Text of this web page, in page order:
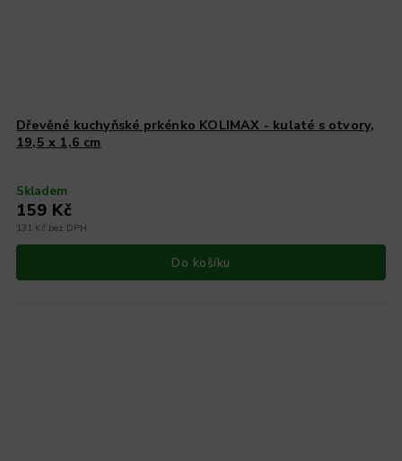
Dřevěné kuchyňské prkénko KOLIMAX - kulaté s otvory,
19,5 x 1,6 cm
Skladem
131 Kč bez DPH
159 Kč
Do košíku